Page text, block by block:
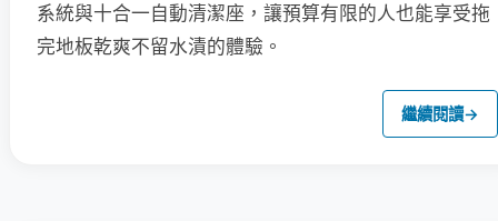
系統與十合一自動清潔座，讓預算有限的人也能享受拖
完地板乾爽不留水漬的體驗。
繼續閱讀→